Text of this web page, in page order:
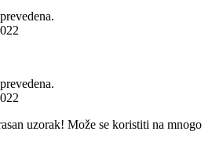
uzorak! Može se koristiti na mnogo